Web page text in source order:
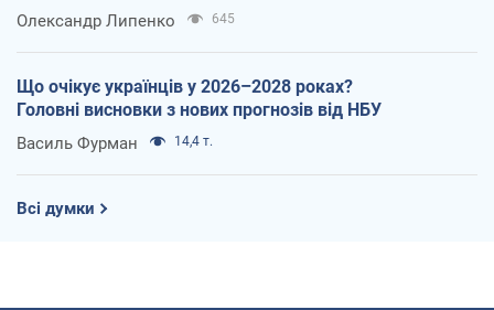
Олександр Липенко 645
Що очікує українців у 2026–2028 роках?
Головні висновки з нових прогнозів від НБУ
Василь Фурман 14,4 т.
Всі думки